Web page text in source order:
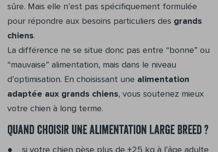
sûre. Mais elle n’est pas spécifiquement formulée
pour répondre aux besoins particuliers des grands
chiens.
La différence ne se situe donc pas entre “bonne” ou
“mauvaise” alimentation, mais dans le niveau
d’optimisation. En choisissant une alimentation
adaptée aux grands chiens, vous soutenez mieux
votre chien à long terme.
Quand choisir une alimentation Large Breed ?
si votre chien pèse plus de ±25 kg à l’âge adulte